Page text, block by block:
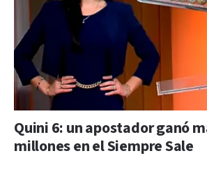
Quini 6: un apostador ganó
millones en el Siempre Sale